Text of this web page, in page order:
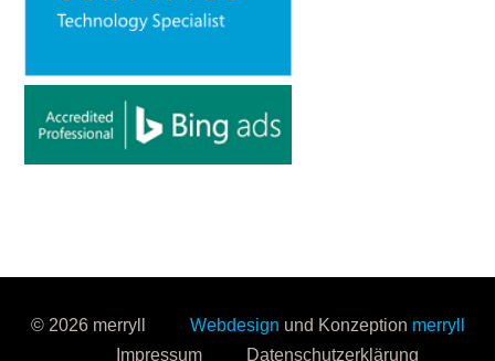
© 2026 merryll Webdesign und Konzeption merryll
Impressum
Datenschutzerklärung